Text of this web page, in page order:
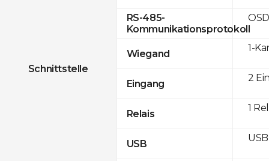
Schnittstelle
RS-485-
Kommunikationsprotokoll
Wiegand
Eingang
Relais
USB
1-
2
1